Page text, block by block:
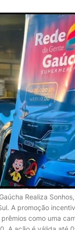
Realiza
A promoção
como uma